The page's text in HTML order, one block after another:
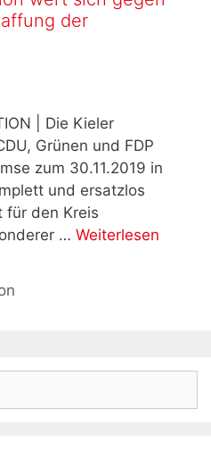
der
| Die Kieler
Grünen und FDP
zum 30.11.2019 in
und ersatzlos
den Kreis
… Weiterlesen